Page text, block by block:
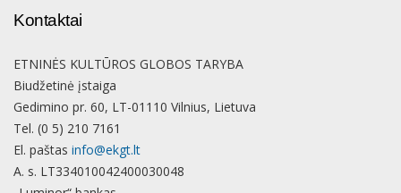
Kontaktai
ETNINĖS KULTŪROS GLOBOS TARYBA
Biudžetinė įstaiga
Gedimino pr. 60, LT-01110 Vilnius, Lietuva
Tel. (0 5) 210 7161
El. paštas info@ekgt.lt
A. s. LT334010042400030048